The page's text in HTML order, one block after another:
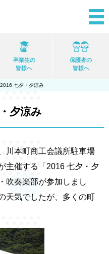
卒業生の
皆様へ
保護者の
皆様へ
2016 七夕・夕涼み
夕涼み
川本町商工会議所駐車場
主催する「2016 七夕・夕
吹奏楽部が参加しまし
天気でしたが、多くの町